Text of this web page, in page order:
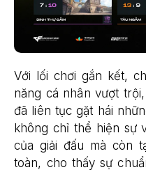
Với lối chơi gắn kết,
năng cá nhân vượt
đã liên tục gặt hái
không chỉ thể hiện sự
của giải đấu mà còn
toàn, cho thấy sự